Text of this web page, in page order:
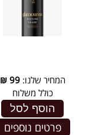
המחיר שלנו:99
₪
כולל משלוח
הוסף לסל
פרטים נוספים